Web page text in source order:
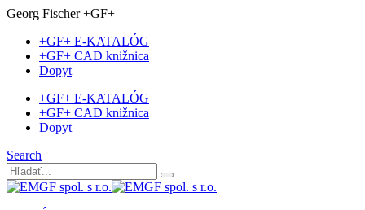
Georg Fischer +GF+
+GF+ E-KATALÓG
+GF+ CAD knižnica
Dopyt
+GF+ E-KATALÓG
+GF+ CAD knižnica
Dopyt
Search